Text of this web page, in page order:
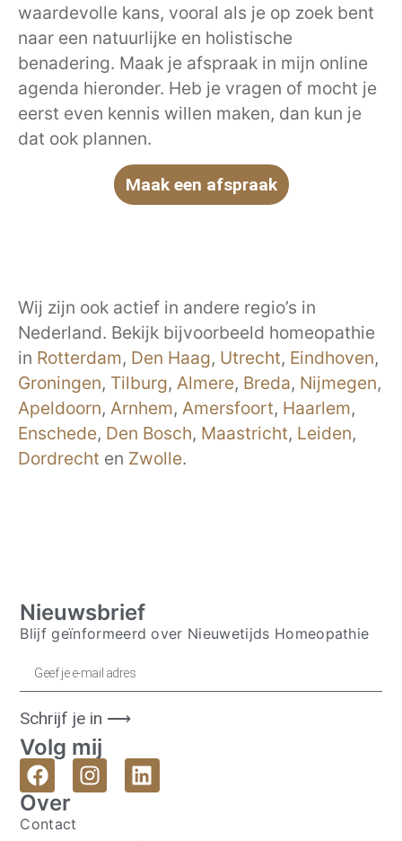
waardevolle kans, vooral als je op zoek bent
naar een natuurlijke en holistische
benadering. Maak je afspraak in mijn online
agenda hieronder. Heb je vragen of mocht je
eerst even kennis willen maken, dan kun je
dat ook plannen.
Maak een afspraak
Wij zijn ook actief in andere regio’s in
Nederland. Bekijk bijvoorbeeld homeopathie
in Rotterdam, Den Haag, Utrecht, Eindhoven,
Groningen, Tilburg, Almere, Breda, Nijmegen,
Apeldoorn, Arnhem, Amersfoort, Haarlem,
Enschede, Den Bosch, Maastricht, Leiden,
Dordrecht en Zwolle.
Nieuwsbrief
Blijf geïnformeerd over Nieuwetijds Homeopathie
Schrijf je in ⟶
Volg mij
Over
Contact